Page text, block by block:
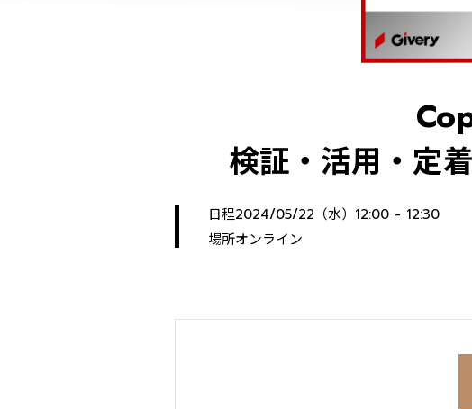
検証・活用・定
日程2024/05/22（水）12:00 - 12:30
場所オンライン